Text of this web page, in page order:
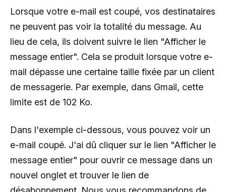
Lorsque votre e-mail est coupé, vos destinataires
ne peuvent pas voir la totalité du message. Au
lieu de cela, ils doivent suivre le lien "Afficher le
message entier". Cela se produit lorsque votre e-
mail dépasse une certaine taille fixée par un client
de messagerie. Par exemple, dans Gmail, cette
limite est de 102 Ko.
Dans l'exemple ci-dessous, vous pouvez voir un
e-mail coupé. J'ai dû cliquer sur le lien "Afficher le
message entier" pour ouvrir ce message dans un
nouvel onglet et trouver le lien de